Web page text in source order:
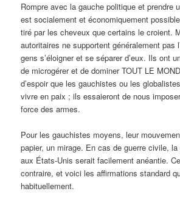
Rompre avec la gauche politique et prendre
est socialement et économiquement
tiré par les cheveux que certains le croient.
autoritaires ne supportent généralement pas
gens s’éloigner et se séparer d’eux. Ils ont
de microgérer et de dominer TOUT LE
d’espoir que les gauchistes ou les
vivre en paix ; ils essaieront de nous
force des armes.
Pour les gauchistes moyens, leur
papier, un mirage. En cas de guerre civile,
aux États-Unis serait facilement anéantie.
contraire, et voici les affirmations standard
habituellement.